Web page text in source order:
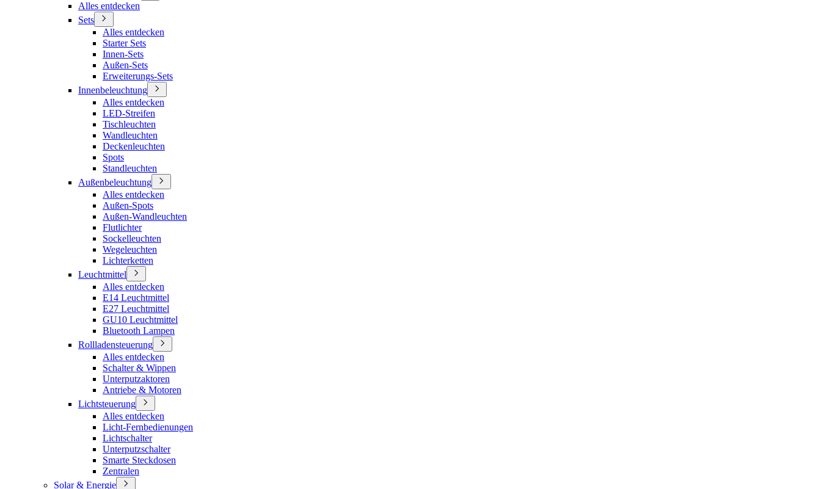
Alles entdecken
Sets
Alles entdecken
Starter Sets
Innen-Sets
Außen-Sets
Erweiterungs-Sets
Innenbeleuchtung
Alles entdecken
LED-Streifen
Tischleuchten
Wandleuchten
Deckenleuchten
Spots
Standleuchten
Außenbeleuchtung
Alles entdecken
Außen-Spots
Außen-Wandleuchten
Flutlichter
Sockelleuchten
Wegeleuchten
Lichterketten
Leuchtmittel
Alles entdecken
E14 Leuchtmittel
E27 Leuchtmittel
GU10 Leuchtmittel
Bluetooth Lampen
Rollladensteuerung
Alles entdecken
Schalter & Wippen
Unterputzaktoren
Antriebe & Motoren
Lichtsteuerung
Alles entdecken
Licht-Fernbedienungen
Lichtschalter
Unterputzschalter
Smarte Steckdosen
Zentralen
Solar & Energie